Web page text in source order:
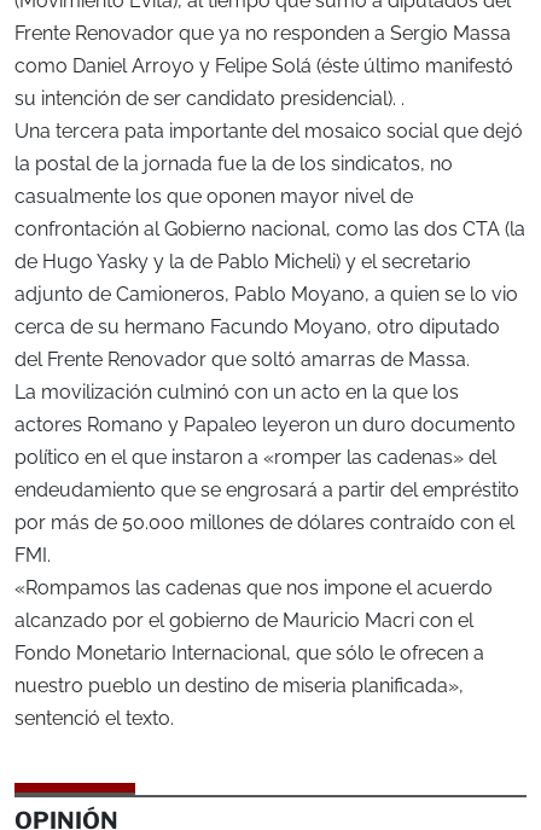
Frente Renovador que ya no responden a Sergio Massa
como Daniel Arroyo y Felipe Solá (éste último manifestó
su intención de ser candidato presidencial). .
Una tercera pata importante del mosaico social que dejó
la postal de la jornada fue la de los sindicatos, no
casualmente los que oponen mayor nivel de
confrontación al Gobierno nacional, como las dos CTA (la
de Hugo Yasky y la de Pablo Micheli) y el secretario
adjunto de Camioneros, Pablo Moyano, a quien se lo vio
cerca de su hermano Facundo Moyano, otro diputado
del Frente Renovador que soltó amarras de Massa.
La movilización culminó con un acto en la que los
actores Romano y Papaleo leyeron un duro documento
político en el que instaron a «romper las cadenas» del
endeudamiento que se engrosará a partir del empréstito
por más de 50.000 millones de dólares contraído con el
FMI.
«Rompamos las cadenas que nos impone el acuerdo
alcanzado por el gobierno de Mauricio Macri con el
Fondo Monetario Internacional, que sólo le ofrecen a
nuestro pueblo un destino de miseria planificada»,
sentenció el texto.
OPINIÓN